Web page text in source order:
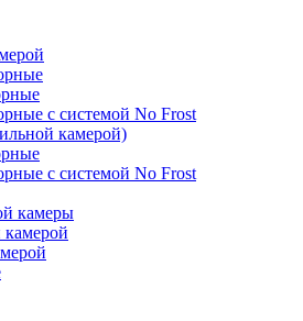
с системой No Frost
камерой)
с системой No Frost
камеры